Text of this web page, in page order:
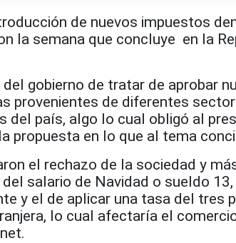
de nuevos impuestos
la semana que concluye en la
gobierno de tratar de aprobar
provenientes de diferentes
del país, algo lo cual obligó al
propuesta en lo que al tema
el rechazo de la sociedad y
salario de Navidad o sueldo
y el de aplicar una tasa del tres
lo cual afectaría el